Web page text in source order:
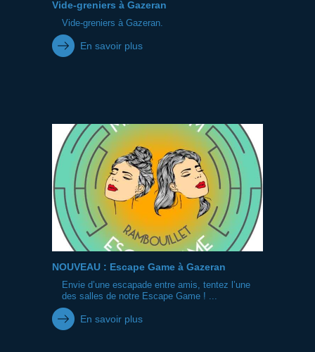
Vide-greniers à Gazeran
Vide-greniers à Gazeran.
En savoir plus
NOUVEAU : Escape Game à Gazeran
Envie d’une escapade entre amis, tentez l’une
des salles de notre Escape Game ! ...
En savoir plus